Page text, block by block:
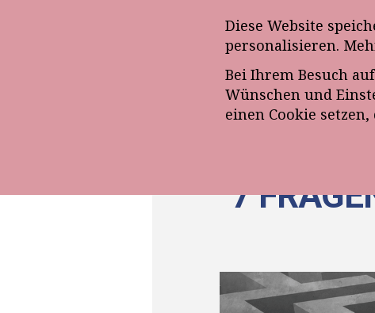
Diese Website
personalisieren.
Bei Ihrem Besuch
Wünschen und
einen Cookie
Anmeldung zum E-Mail-
ÜBER
7